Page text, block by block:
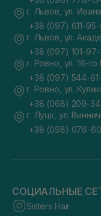
г. Львов, ул.
+38 (097) 611-
г. Львов, ул.
+38 (097) 101-97-
г. Ровно, ул. 16-
+38 (097) 544-
г. Ровно, ул.
+38 (068) 209-
г. Луцк, ул.
+38 (098) 076-
СОЦИАЛЬНЫЕ
Sisters Hair